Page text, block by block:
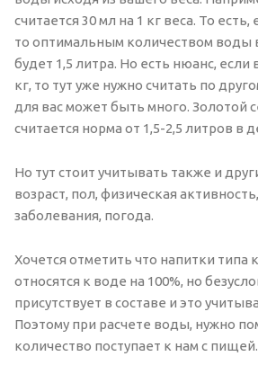
считается 30 мл на 1 кг веса. То есть,
то оптимальным количеством воды
будет 1,5 литра. Но есть нюанс,
кг, то тут уже нужно считать по
для вас может быть много. Золотой
считается норма от 1,5-2,5 литров в
Но тут стоит учитывать также и
возраст, пол, физическая
заболевания, погода.
Хочется отметить что напитки типа
относятся к воде на 100%, но
присутствует в составе и это
Поэтому при расчете воды, нужно
количество поступает к нам с пищей.